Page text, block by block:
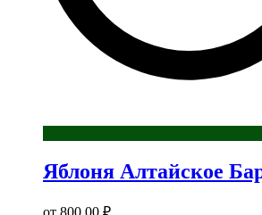
Яблоня Алтайское
от 800,00 ₽